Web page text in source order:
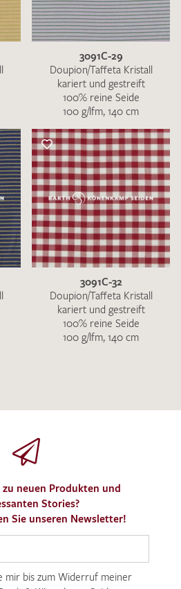
3091C-29
Doupion/Taffeta Kristall
kariert und gestreift
100% reine Seide
100 g/lfm, 140 cm
3091C-32
Doupion/Taffeta Kristall
kariert und gestreift
100% reine Seide
100 g/lfm, 140 cm
neuen Produkten und
Stories?
Sie unseren Newsletter!
mir bis zum Widerruf meiner